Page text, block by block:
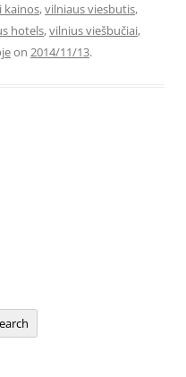
kainos,vilniaus viesbutis,
hotels,vilnius viešbučiai,
on 2014/11/13.